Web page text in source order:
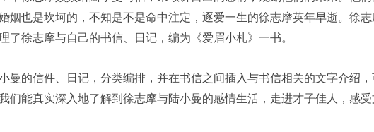
姻也是坎坷的，不知是不是命中注定，逐爱一生的徐志摩英年早逝。徐
了徐志摩与自己的书信、日记，编为《爱眉小札》一书。
曼的信件、日记，分类编排，并在书信之间插入与书信相关的文字介绍
们能真实深入地了解到徐志摩与陆小曼的感情生活，走进才子佳人，感受